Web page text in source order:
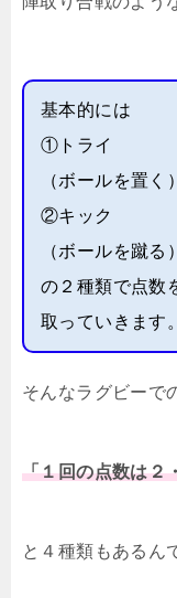
基本的には
①トライ
（ボールを置く）
②キック
（ボールを蹴る）
の２種類で点数
取っていきます。
そんなラグビーで
「１回の点数は２
と４種類もあるん